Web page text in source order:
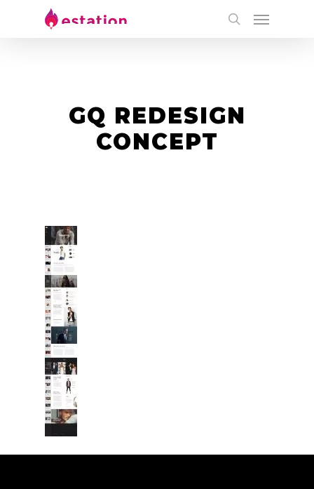
GQ REDESIGN
CONCEPT